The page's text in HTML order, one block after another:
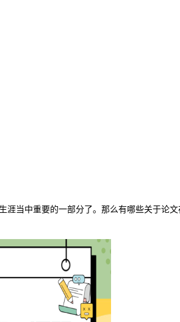
当中重要的一部分了。那么有哪些关于论